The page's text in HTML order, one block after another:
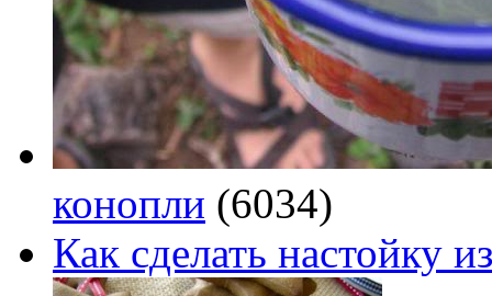
конопли (6034)
Как сделать настойку